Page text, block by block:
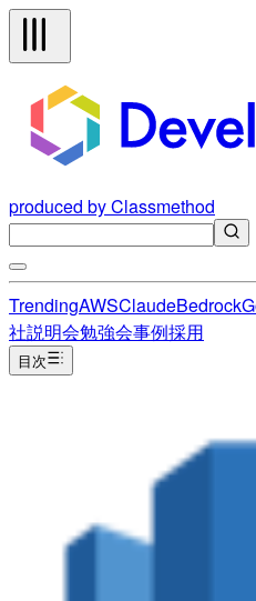
produced by Classmethod
TrendingAWSClaudeBedrock
社説明会勉強会事例採用
目次